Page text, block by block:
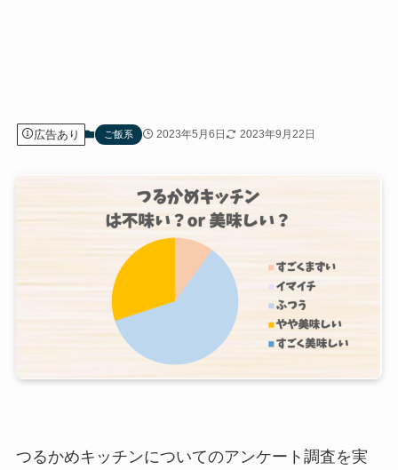
広告あり ご飯系 2023年5月6日 2023年9月22日
つるかめキッチンについてのアンケート調査を実